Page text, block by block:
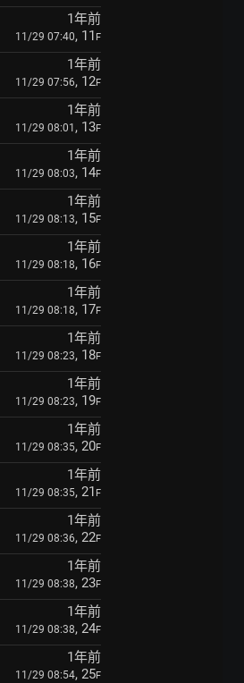
1年前
11/29 07:40, 11 F
1年前
11/29 07:56, 12F
1年前
11/29 08:01 , 13F
1年前
11/29 08:03, 14F
1年前
11/29 08:13, 15F
1年前
11/29 08:18, 16F
1年前
11/29 08:18, 17F
1年前
11/29 08:23, 18F
1年前
11/29 08:23, 19F
1年前
11/29 08:35, 20F
1年前
11/29 08:35, 21 F
1年前
11/29 08:36, 22F
1年前
11/29 08:38, 23F
1年前
11/29 08:38, 24F
1年前
11/29 08:54, 25F